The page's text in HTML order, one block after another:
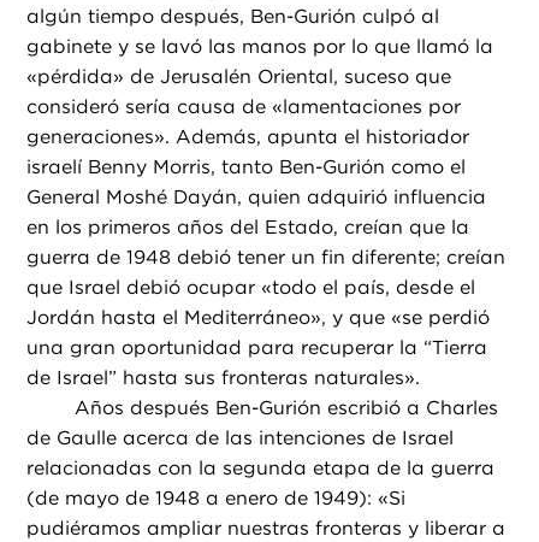
algún tiempo después, Ben-Gurión culpó al
gabinete y se lavó las manos por lo que llamó la
«pérdida» de Jerusalén Oriental, suceso que
consideró sería causa de «lamentaciones por
generaciones». Además, apunta el historiador
israelí Benny Morris, tanto Ben-Gurión como el
General Moshé Dayán, quien adquirió influencia
en los primeros años del Estado, creían que la
guerra de 1948 debió tener un fin diferente; creían
que Israel debió ocupar «todo el país, desde el
Jordán hasta el Mediterráneo», y que «se perdió
una gran oportunidad para recuperar la “Tierra
de Israel” hasta sus fronteras naturales».
Años después Ben-Gurión escribió a Charles
de Gaulle acerca de las intenciones de Israel
relacionadas con la segunda etapa de la guerra
(de mayo de 1948 a enero de 1949): «Si
pudiéramos ampliar nuestras fronteras y liberar a